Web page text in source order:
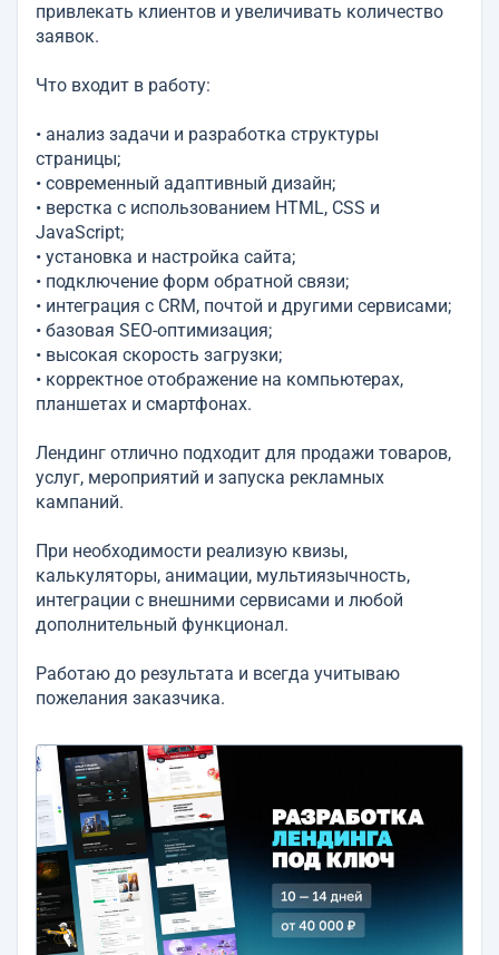
привлекать клиентов и увеличивать количество
заявок.
Что входит в работу:
• анализ задачи и разработка структуры
страницы;
• современный адаптивный дизайн;
• верстка с использованием HTML, CSS и
JavaScript;
• установка и настройка сайта;
• подключение форм обратной связи;
• интеграция с CRM, почтой и другими сервисами;
• базовая SEO-оптимизация;
• высокая скорость загрузки;
• корректное отображение на компьютерах,
планшетах и смартфонах.
Лендинг отлично подходит для продажи товаров,
услуг, мероприятий и запуска рекламных
кампаний.
При необходимости реализую квизы,
калькуляторы, анимации, мультиязычность,
интеграции с внешними сервисами и любой
дополнительный функционал.
Работаю до результата и всегда учитываю
пожелания заказчика.